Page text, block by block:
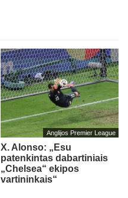
Anglijos Premier League
X. Alonso: „Esu
patenkintas dabartiniais
„Chelsea“ ekipos
vartininkais“